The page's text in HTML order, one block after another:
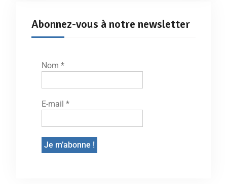
Abonnez-vous à notre newsletter
Nom *
E-mail *